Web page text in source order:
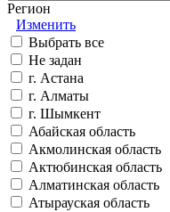
Регион
Изменить
Выбрать все
Не задан
г. Астана
г. Алматы
г. Шымкент
Абайская область
Акмолинская область
Актюбинская область
Алматинская область
Атырауская область